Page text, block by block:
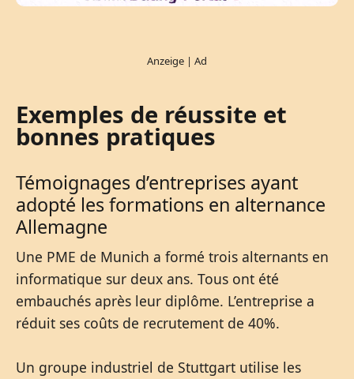
Exemples de réussite et
bonnes pratiques
Témoignages d’entreprises ayant
adopté les formations en alternance
Allemagne
Une PME de Munich a formé trois alternants en
informatique sur deux ans. Tous ont été
embauchés après leur diplôme. L’entreprise a
réduit ses coûts de recrutement de 40%.
Un groupe industriel de Stuttgart utilise les